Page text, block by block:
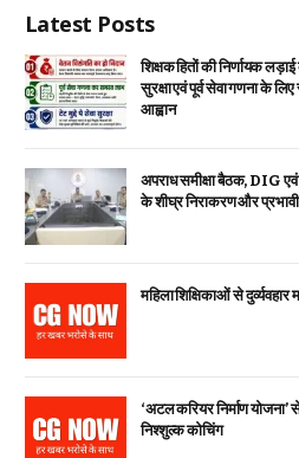
Latest Posts
शिक्षक हितों की निर्णायक
सुरक्षा एवं पूर्व सेवा गणना के
आह्वान
अपराध समीक्षा बैठक, DIG
के शीघ्र निराकरण और
महिला शिक्षिकाओं से
‘अटल करियर निर्माण
निश्शुल्क कोचिंग